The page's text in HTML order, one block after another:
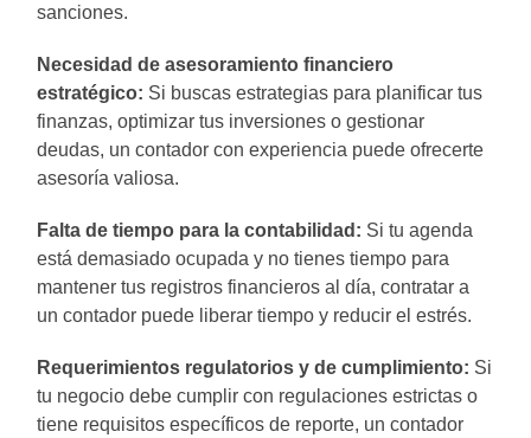
sanciones.
Necesidad de asesoramiento financiero
estratégico: Si buscas estrategias para planificar tus
finanzas, optimizar tus inversiones o gestionar
deudas, un contador con experiencia puede ofrecerte
asesoría valiosa.
Falta de tiempo para la contabilidad: Si tu agenda
está demasiado ocupada y no tienes tiempo para
mantener tus registros financieros al día, contratar a
un contador puede liberar tiempo y reducir el estrés.
Requerimientos regulatorios y de cumplimiento: Si
tu negocio debe cumplir con regulaciones estrictas o
tiene requisitos específicos de reporte, un contador